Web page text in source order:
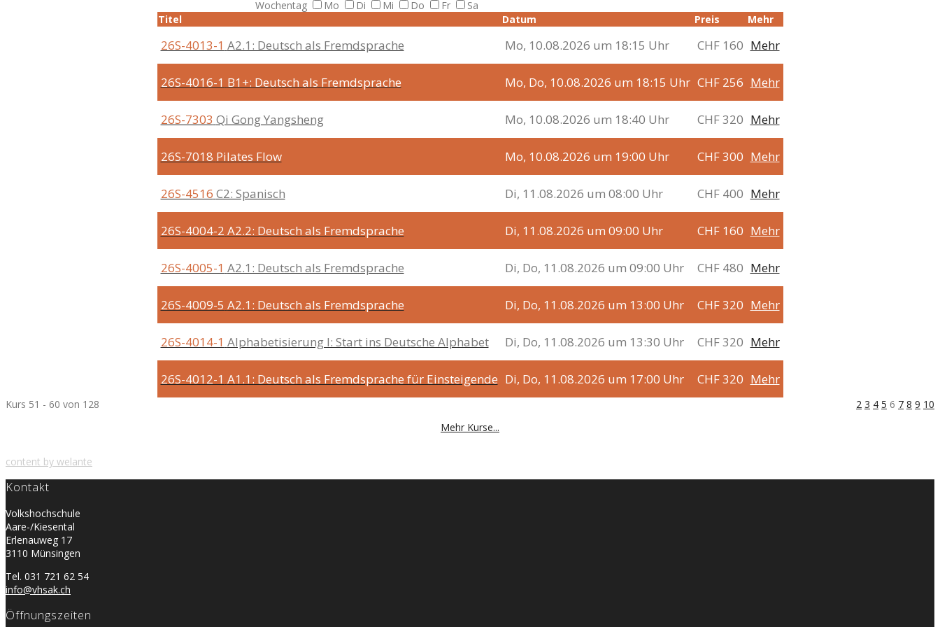
Wochentag
Mo Di Mi Do Fr Sa
Titel Datum Preis Mehr
26S-4013-1 A2.1: Deutsch als Fremdsprache Mo, 10.08.2026 um 18:15 Uhr CHF 160 Mehr
26S-4016-1 B1+: Deutsch als Fremdsprache Mo, Do, 10.08.2026 um 18:15 Uhr CHF 256 Mehr
26S-7303 Qi Gong Yangsheng Mo, 10.08.2026 um 18:40 Uhr CHF 320 Mehr
26S-7018 Pilates Flow Mo, 10.08.2026 um 19:00 Uhr CHF 300 Mehr
26S-4516 C2: Spanisch Di, 11.08.2026 um 08:00 Uhr CHF 400 Mehr
26S-4004-2 A2.2: Deutsch als Fremdsprache Di, 11.08.2026 um 09:00 Uhr CHF 160 Mehr
26S-4005-1 A2.1: Deutsch als Fremdsprache Di, Do, 11.08.2026 um 09:00 Uhr CHF 480 Mehr
26S-4009-5 A2.1: Deutsch als Fremdsprache Di, Do, 11.08.2026 um 13:00 Uhr CHF 320 Mehr
26S-4014-1 Alphabetisierung I: Start ins Deutsche Alphabet Di, Do, 11.08.2026 um 13:30 Uhr CHF 320 Mehr
26S-4012-1 A1.1: Deutsch als Fremdsprache für Einsteigende Di, Do, 11.08.2026 um 17:00 Uhr CHF 320 Mehr
Kurs 51 - 60 von 128 2 3 4 5 6 7 8 9 10
Mehr Kurse...
content by welante
Kontakt
Volkshochschule
Aare-/Kiesental
Erlenauweg 17
3110 Münsingen
Tel. 031 721 62 54
info@vhsak.ch
Öffnungszeiten